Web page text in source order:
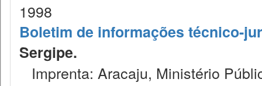
1998
Boletim de informações técnico-
Sergipe.
Imprenta: Aracaju, Ministério